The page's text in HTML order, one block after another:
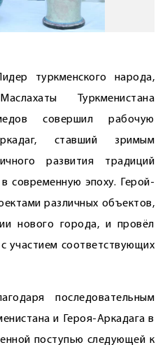
туркменского народа,
Туркменистана
совершил рабочую
ставший зримым
развития традиций
современную эпоху. Герой-
различных объектов,
нового города, и провёл
участием соответствующих
последовательным
и Героя-Аркадага в
поступью следующей к